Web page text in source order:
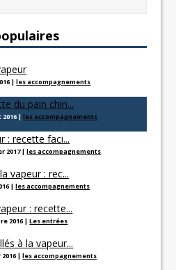
|les accompagnements
du pain chin...
|les accompagnements
: recette faci...
2017|les accompagnements
vapeur : rec...
|les accompagnements
: recette...
2016 |Les entrées
à la vapeur...
|les accompagnements